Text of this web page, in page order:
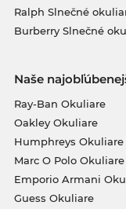
Ralph Slnečné
Burberry Slnečné
Naše
Ray-Ban Okuliare
Oakley Okuliare
Humphreys Okuliare
Marc O Polo Okuliare
Emporio Armani
Guess Okuliare